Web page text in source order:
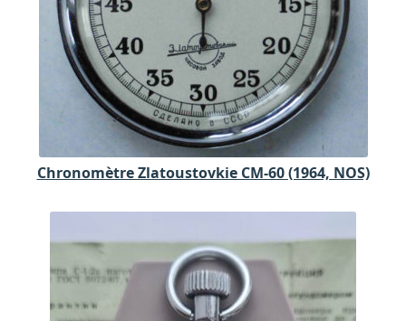
Chronomètre Zlatoustovkie CM-60 (1964, NOS)